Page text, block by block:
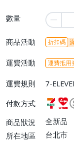
數量
商品活動 折扣碼
運費活動 運費抵用
運費規則
7-
或消費
不付款
運費
費】、
付款方式
商品狀況
全新品
所在地區
台北市